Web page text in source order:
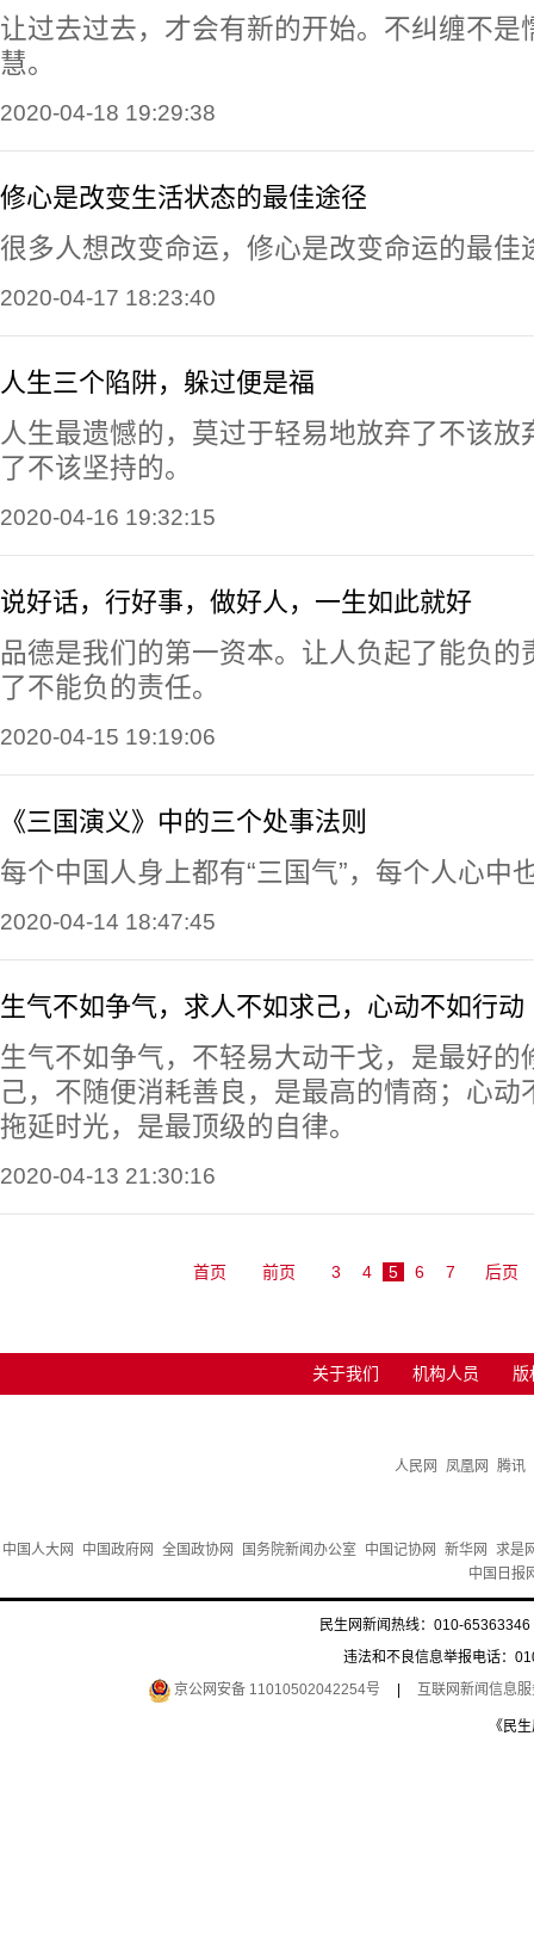
让过去过去，才会有新的开始。不纠缠不是
慧。
2020-04-18 19:29:38
修心是改变生活状态的最佳途径
很多人想改变命运，修心是改变命运的最佳
2020-04-17 18:23:40
人生三个陷阱，躲过便是福
人生最遗憾的，莫过于轻易地放弃了不该放
了不该坚持的。
2020-04-16 19:32:15
说好话，行好事，做好人，一生如此就好
品德是我们的第一资本。让人负起了能负的
了不能负的责任。
2020-04-15 19:19:06
《三国演义》中的三个处事法则
每个中国人身上都有“三国气”，每个人心中
2020-04-14 18:47:45
生气不如争气，求人不如求己，心动不如行动
生气不如争气，不轻易大动干戈，是最好的
己，不随便消耗善良，是最高的情商；心动
拖延时光，是最顶级的自律。
2020-04-13 21:30:16
首页 前页 3 4 5 6 7 后页
关于我们 机构人员 版
人民网 凤凰网 腾讯
中国人大网 中国政府网 全国政协网 国务院新闻办公室 中国记协网 新华网
求是
中国日报
民生网新闻热线：010-
违法和不良信息举报电话：
京公网安备 11010502042254号
互联网新闻信息
《民